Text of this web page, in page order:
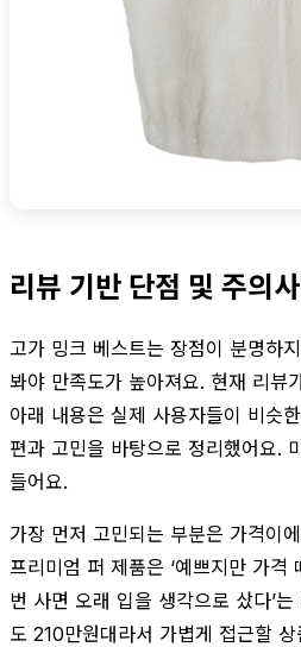
리뷰 기반 단점 및 주의
고가 밍크 베스트는 장점이 분명하
봐야 만족도가 높아져요. 현재 리뷰
아래 내용은 실제 사용자들이 비슷
편과 고민을 바탕으로 정리했어요.
들어요.
가장 먼저 고민되는 부분은 가격이
프리미엄 퍼 제품은 ‘예쁘지만 가격
번 사면 오래 입을 생각으로 샀다’
도 210만원대라서 가볍게 접근할